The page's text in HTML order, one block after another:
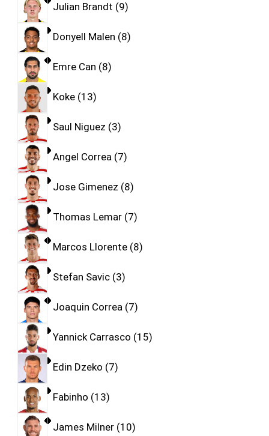
Julian Brandt 9
Donyell Malen 8
Emre Can 8
Koke 13
Saul Niguez 3
Angel Correa 7
Jose Gimenez 8
Thomas Lemar 7
Marcos Llorente 8
Stefan Savic 3
Joaquin Correa 7
Yannick Carrasco 15
Edin Dzeko 7
Fabinho 13
James Milner 10